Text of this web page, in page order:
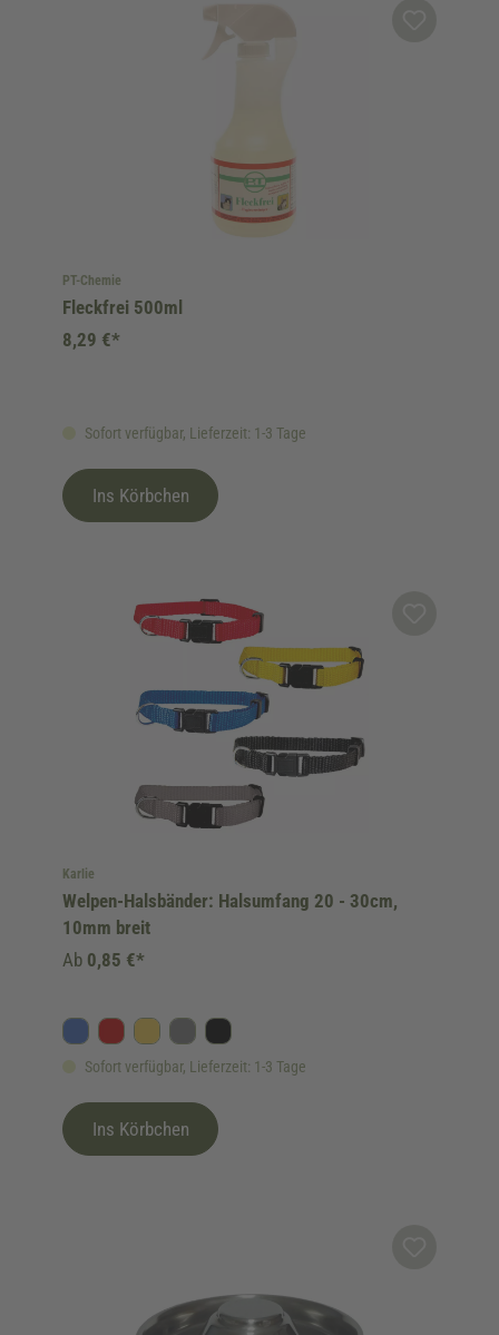
PT-Chemie
Fleckfrei 500ml
Sofort verfügbar, Lieferzeit: 1-3 Tage
8,29 €*
Ins Körbchen
Karlie
Welpen-Halsbänder: Halsumfang 20 - 30cm,
10mm breit
Sofort verfügbar, Lieferzeit: 1-3 Tage
BlauRot GelbGrauSchwarz
Ab 0,85 €*
Ins Körbchen